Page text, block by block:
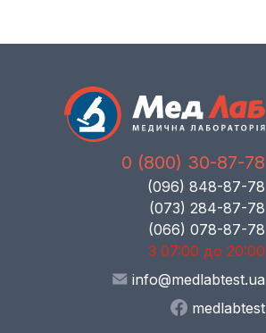
0 (800) 30-87-78
(096) 848-87-78
(073) 284-87-78
(066) 078-87-78
З 07:00 до 20:00
info@medlabtest.ua
medlabtest